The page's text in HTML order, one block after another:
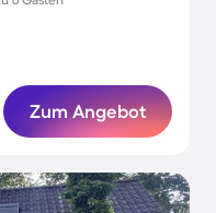
Zum Angebot